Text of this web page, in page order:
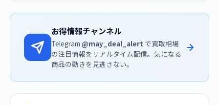
お得情報チャンネル
Telegram @may_deal_alert で買取相場
の注目情報をリアルタイム配信。気になる
商品の動きを見逃さない。